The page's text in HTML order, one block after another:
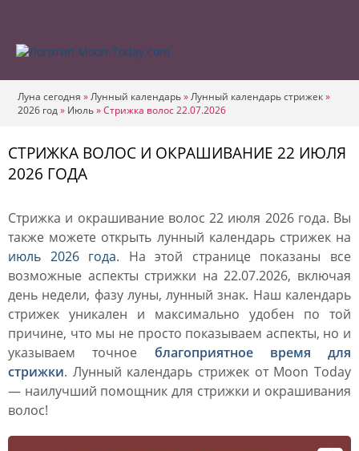
Луна сегодня »Лунный календарь»Лунный календарь стрижек»
2026 год» Июль»Стрижка волос 22.07.2026
СТРИЖКА ВОЛОС И ОКРАШИВАНИЕ 22 ИЮЛЯ
2026 ГОДА
Стрижка и окрашивание волос 22 июля 2026 года. Вы
также можете открыть лунный календарь стрижек на
июль 2026 года. На этой странице показаны все
возможные аспекты стрижки на 22.07.2026, включая
день недели, фазу луны, лунный знак. Наш календарь
стрижек уникален и максимально удобен по той
причине, что мы не просто показываем аспекты, но и
указываем точное благоприятное время для
стрижки. Лунный календарь стрижек от Moon Today
— наилучший помощник для стрижки и окрашивания
волос!